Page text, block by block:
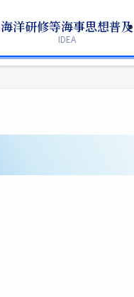
海洋研修等海事思想普及
IDEA
海洋研修等海事思想普及
IDEA